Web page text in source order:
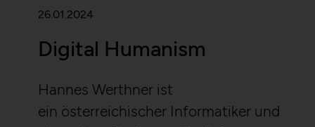
26.01.2024
Digital Humanism
Hannes Werthner ist
ein österreichischer Informatiker und
Domain:
localhost
Storage duration:
2 weeks
Third party:
No
Purpose:
Domain:
localhost